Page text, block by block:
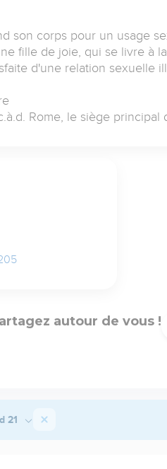
son corps pour un usage
fille de joie, qui se livre à
d'une relation sexuelle
Rome, le siège principal
autour de vous !
21